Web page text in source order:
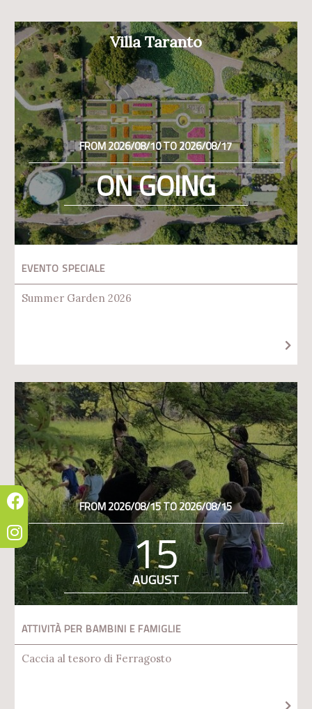
Villa Taranto
FROM 2026/08/10 TO 2026/08/17
ON GOING
EVENTO SPECIALE
Summer Garden 2026
FROM 2026/08/15 TO 2026/08/15
15
AUGUST
ATTIVITÀ PER BAMBINI E FAMIGLIE
Caccia al tesoro di Ferragosto